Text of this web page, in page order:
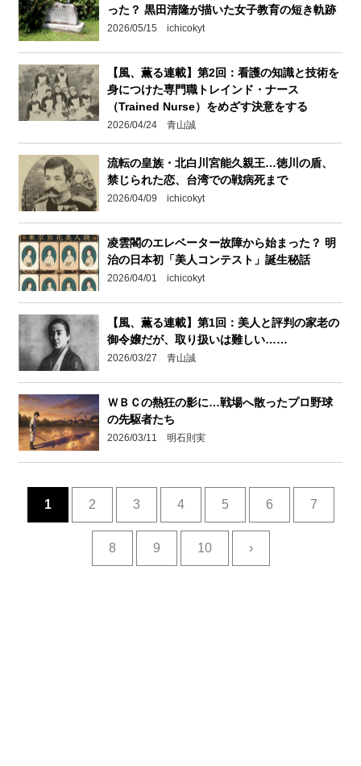
った？ 黒田清隆が描いた女子教育の短き軌跡
2026/05/15 ichicokyt
【風、薫る連載】第2回：看護の知識と技術を
身につけた専門職トレインド・ナース
（Trained Nurse）をめざす決意をする
2026/04/24 青山誠
流転の皇族・北白川宮能久親王…徳川の盾、
禁じられた恋、台湾での戦病死まで
2026/04/09 ichicokyt
凌雲閣のエレベーター故障から始まった？ 明
治の日本初「美人コンテスト」誕生秘話
2026/04/01 ichicokyt
【風、薫る連載】第1回：美人と評判の家老の
御令嬢だが、取り扱いは難しい……
2026/03/27 青山誠
ＷＢＣの熱狂の影に…戦場へ散ったプロ野球
の先駆者たち
2026/03/11 明石則実
1 2 3 4 5 6 7
8 9 10 ›